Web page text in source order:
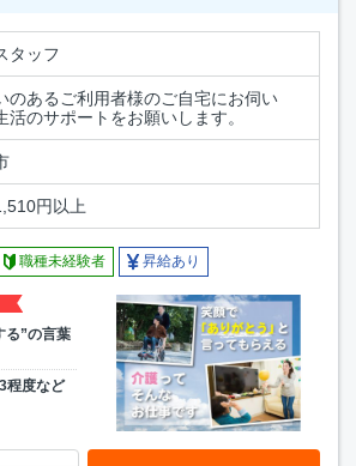
タッフ
のあるご利用者様のご自宅にお伺い
活のサポートをお願いします。
円以上
職種未経験者 昇給あり
る”の言葉
程度など